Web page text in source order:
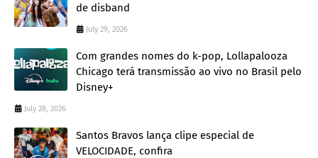
de disband
July 29, 2026
Com grandes nomes do k-pop, Lollapalooza
Chicago terá transmissão ao vivo no Brasil pelo
Disney+
July 28, 2026
Santos Bravos lança clipe especial de
VELOCIDADE, confira